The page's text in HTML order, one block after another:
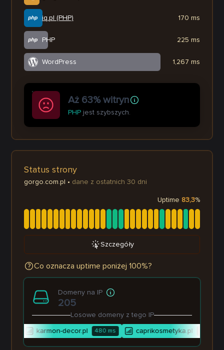
iq.pl (PHP)
PHP
WordPress
170 ms
225 ms
1,267 ms
Aż 63% witryn
PHP jest szybszych.
Status strony
gorgo.com.pl • dane z ostatnich 30 dni
Uptime 83,3%
Szczegóły
Co oznacza uptime poniżej 100%?
Domeny na IP
205
Losowe domeny z tego IP
karmon-decor.pl 480ms caprikosmetyka.pl